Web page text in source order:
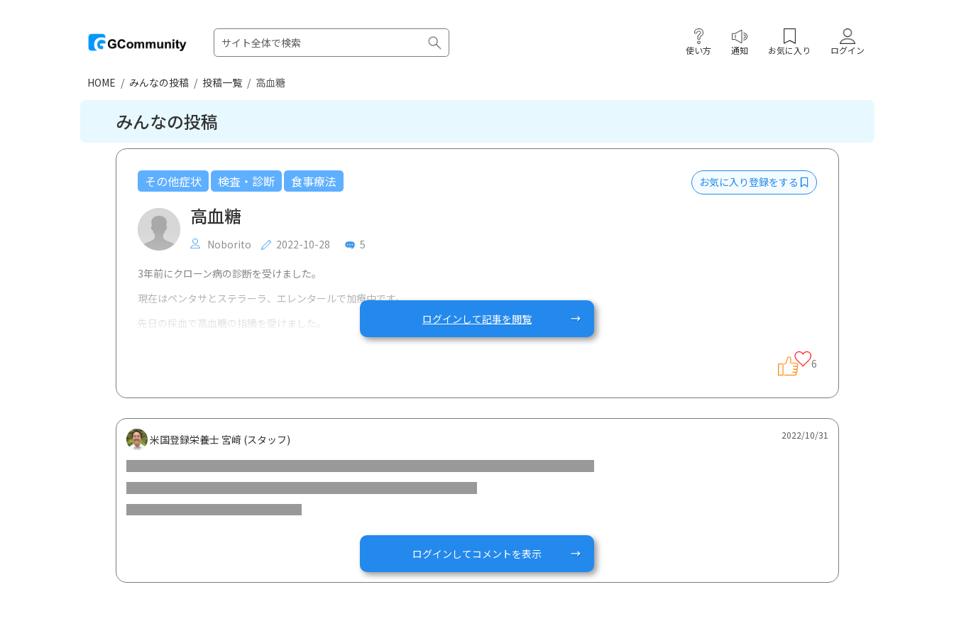
使い方 通知 お気に入り ログイン
HOME みんなの投稿 投稿一覧 高血糖
みんなの投稿
その他症状 検査・診断 食事療法 お気に入り登録をする
高血糖
Noborito 2022-10-28 5
3年前にクローン病の診断を受けました。
現在はペンタサとステラーラ、エレンタールで加療中です。
先日の採血で高血糖の指摘を受けました。
なにか注意点あれば教えてください。
ログインして記事を閲覧
6
米国登録栄養士 宮﨑 (スタッフ) 2022/10/31
ログインしてコメントを表示